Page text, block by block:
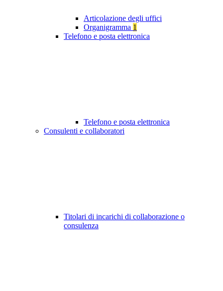
Articolazione degli uffici
Organigramma 1
Telefono e posta elettronica
Telefono e posta elettronica
Consulenti e collaboratori
Titolari di incarichi di collaborazione o
consulenza